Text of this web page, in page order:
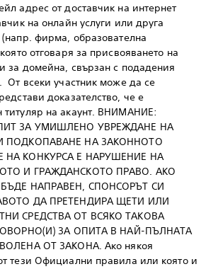
адрес от доставчик на интернет
на онлайн услуги или друга
фирма, образователна
отговаря за присвояването на
за домейна, свързан с подадения
От всеки участник може да се
доказателство, че е
титуляр на акаунт. ВНИМАНИЕ:
ЗА УМИШЛЕНО УВРЕЖДАНЕ НА
ПОДКОПАВАНЕ НА ЗАКОННОТО
НА КОНКУРСА Е НАРУШЕНИЕ НА
И ГРАЖДАНСКОТО ПРАВО. АКО
НАПРАВЕН, СПОНСОРЪТ СИ
ДА ПРЕТЕНДИРА ЩЕТИ ИЛИ
СРЕДСТВА ОТ ВСЯКО ТАКОВА
ЗА ОПИТА В НАЙ-ПЪЛНАТА
ОТ ЗАКОНА. Ако някоя
тези Официални правила или която и